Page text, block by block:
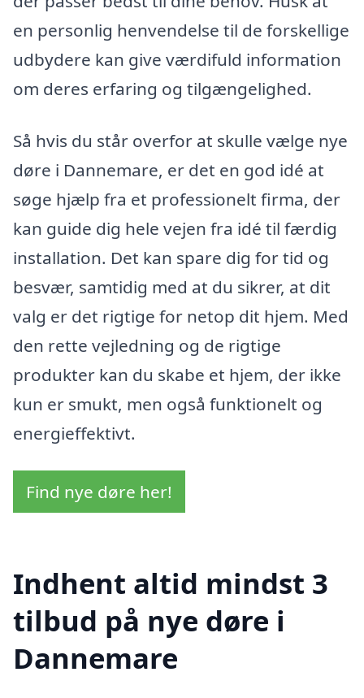
en personlig henvendelse til de forskellige
udbydere kan give værdifuld information
om deres erfaring og tilgængelighed.
Så hvis du står overfor at skulle vælge nye
døre i Dannemare, er det en god idé at
søge hjælp fra et professionelt firma, der
kan guide dig hele vejen fra idé til færdig
installation. Det kan spare dig for tid og
besvær, samtidig med at du sikrer, at dit
valg er det rigtige for netop dit hjem. Med
den rette vejledning og de rigtige
produkter kan du skabe et hjem, der ikke
kun er smukt, men også funktionelt og
energieffektivt.
Find nye døre her!
Indhent altid mindst 3
tilbud på nye døre i
Dannemare